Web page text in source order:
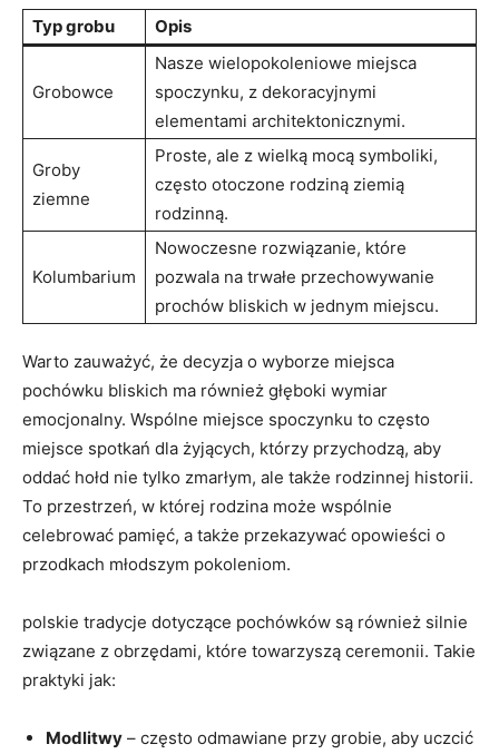
Typ grobu Opis
Grobowce
Nasze wielopokoleniowe miejsca
spoczynku, z dekoracyjnymi
elementami architektonicznymi.
Groby
ziemne
Proste, ale z wielką mocą symboliki,
często otoczone rodziną ziemią
rodzinną.
Kolumbarium
Nowoczesne rozwiązanie, które
pozwala na trwałe przechowywanie
prochów bliskich w jednym miejscu.
Warto zauważyć, że decyzja o wyborze miejsca
pochówku bliskich ma również głęboki wymiar
emocjonalny. Wspólne miejsce spoczynku to często
miejsce spotkań dla żyjących, którzy przychodzą, aby
oddać hołd nie tylko zmarłym, ale także rodzinnej historii.
To przestrzeń, w której rodzina może wspólnie
celebrować pamięć, a także przekazywać opowieści o
przodkach młodszym pokoleniom.
polskie tradycje dotyczące pochówków są również silnie
związane z obrzędami, które towarzyszą ceremonii. Takie
praktyki jak:
Modlitwy – często odmawiane przy grobie, aby uczcić